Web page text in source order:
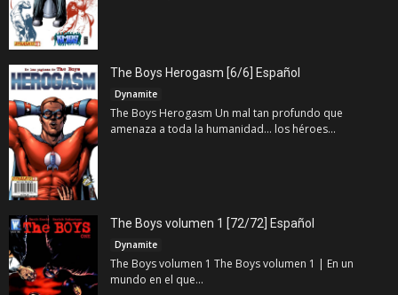
The Boys Herogasm [6/6] Español
Dynamite
The Boys Herogasm Un mal tan profundo que
amenaza a toda la humanidad... los héroes...
The Boys volumen 1 [72/72] Español
Dynamite
The Boys volumen 1 The Boys volumen 1 | En un
mundo en el que...